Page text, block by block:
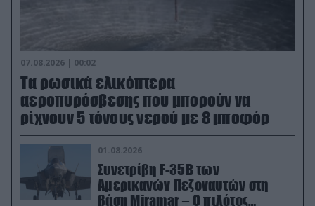
07.08.2026 | 00:02
Τα ρωσικά ελικόπτερα
αεροπυρόσβεσης που μπορούν να
ρίχνουν 5 τόνους νερού με 8 μποφόρ
01.08.2026
Συνετρίβη F-35B των
Αμερικανών Πεζοναυτών στη
βάση Miramar – Ο πιλότος